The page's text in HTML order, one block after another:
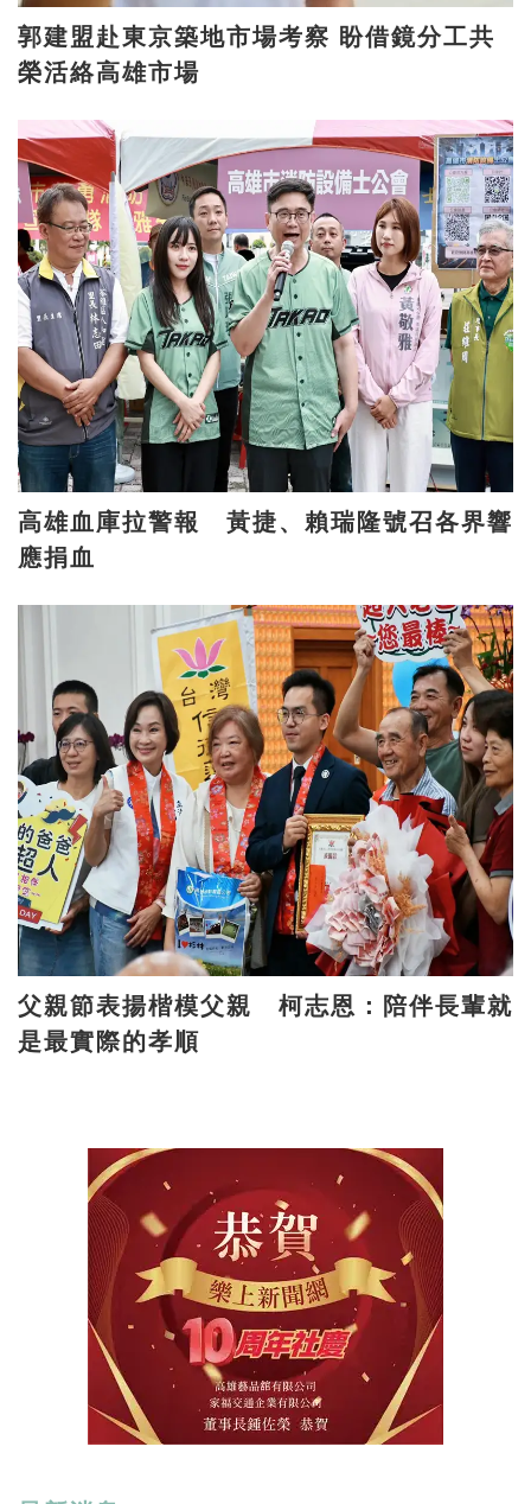
郭建盟赴東京築地市場考察 盼借鏡分工共
榮活絡高雄市場
高雄血庫拉警報 黃捷、賴瑞隆號召各界響
應捐血
父親節表揚楷模父親 柯志恩：陪伴長輩就
是最實際的孝順